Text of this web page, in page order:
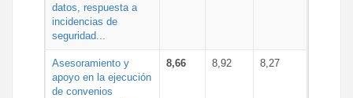
datos, respuesta a
incidencias de
seguridad...
Asesoramiento y
apoyo en la ejecución
de convenios
8,66 8,92 8,27